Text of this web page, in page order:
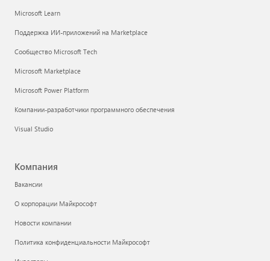
Microsoft Learn
Поддержка ИИ-приложений на Marketplace
Сообщество Microsoft Tech
Microsoft Marketplace
Microsoft Power Platform
Компании-разработчики программного обеспечения
Visual Studio
Компания
Вакансии
О корпорации Майкрософт
Новости компании
Политика конфиденциальности Майкрософт